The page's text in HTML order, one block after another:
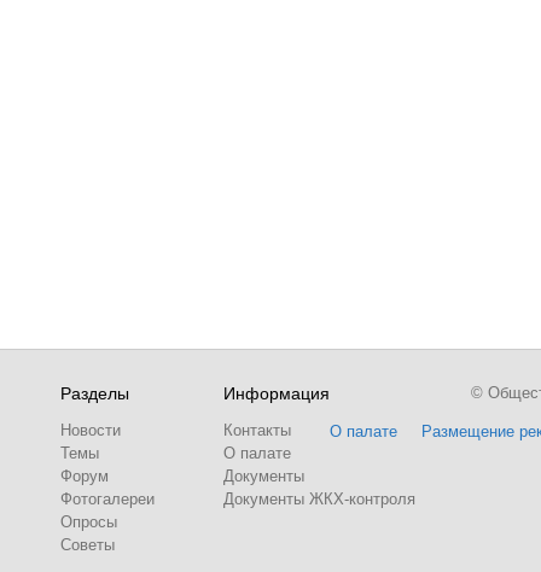
Разделы
Новости
Темы
Форум
Фотогалереи
Опросы
Советы
Информация
Контакты
О палате
Документы
Документы ЖКХ-контроля
О палате Размещение
©